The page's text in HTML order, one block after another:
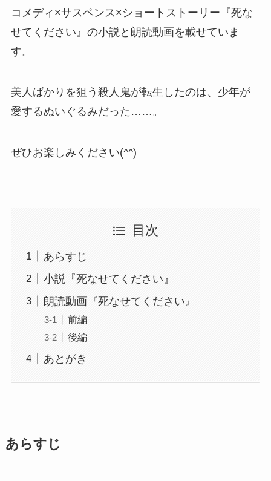
コメディ×サスペンス×ショートストーリー『死な
せてください』の小説と朗読動画を載せていま
す。
美人ばかりを狙う殺人鬼が転生したのは、少年が
愛するぬいぐるみだった……。
ぜひお楽しみください(^^)
目次
あらすじ
小説『死なせてください』
朗読動画『死なせてください』
前編
後編
あとがき
あらすじ